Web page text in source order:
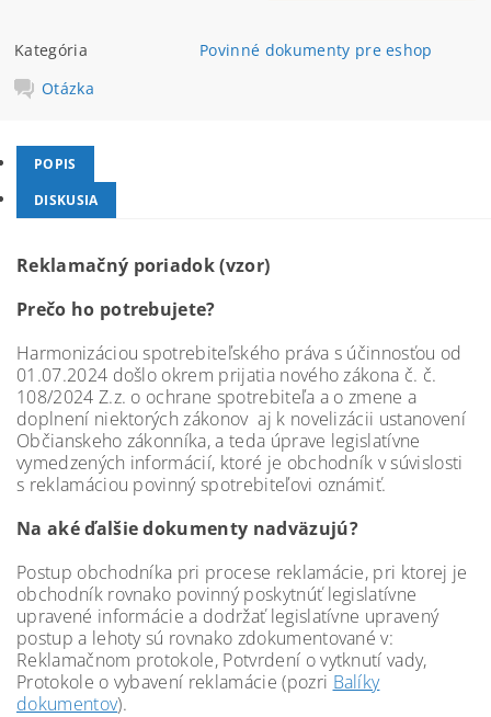
Kategória
Povinné dokumenty pre eshop
Otázka
POPIS
DISKUSIA
Reklamačný poriadok (vzor)
Prečo ho potrebujete?
Harmonizáciou spotrebiteľského práva s účinnosťou od
01.07.2024 došlo okrem prijatia nového zákona č. č.
108/2024 Z.z. o ochrane spotrebiteľa a o zmene a
doplnení niektorých zákonov aj k novelizácii ustanovení
Občianskeho zákonníka, a teda úprave legislatívne
vymedzených informácií, ktoré je obchodník v súvislosti
s reklamáciou povinný spotrebiteľovi oznámiť.
Na aké ďalšie dokumenty nadväzujú?
Postup obchodníka pri procese reklamácie, pri ktorej je
obchodník rovnako povinný poskytnúť legislatívne
upravené informácie a dodržať legislatívne upravený
postup a lehoty sú rovnako zdokumentované v:
Reklamačnom protokole, Potvrdení o vytknutí vady,
Protokole o vybavení reklamácie(pozri Balíky
dokumentov).